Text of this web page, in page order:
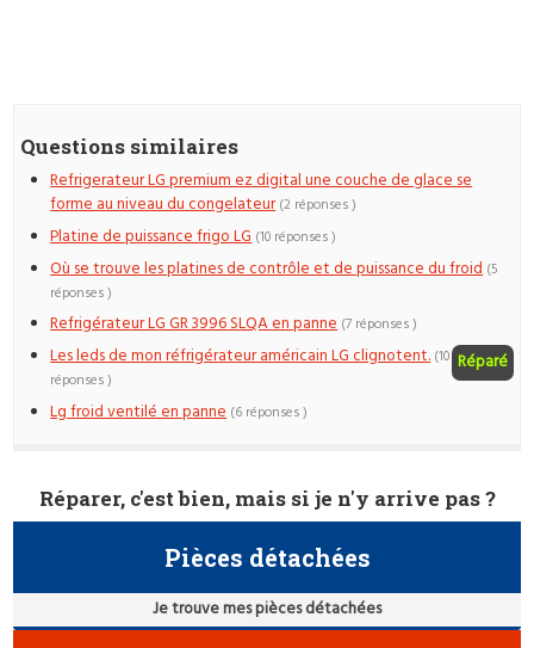
Questions similaires
Refrigerateur LG premium ez digital une couche de glace se
forme au niveau du congelateur (2 réponses )
Platine de puissance frigo LG (10 réponses )
Où se trouve les platines de contrôle et de puissance du froid (5
réponses )
Refrigérateur LG GR 3996 SLQA en panne (7 réponses )
Les leds de mon réfrigérateur américain LG clignotent. Réparé
(10
réponses )
Lg froid ventilé en panne (6 réponses )
Réparer, c'est bien, mais si je n'y arrive pas ?
Pièces détachées
Je trouve mes pièces détachées